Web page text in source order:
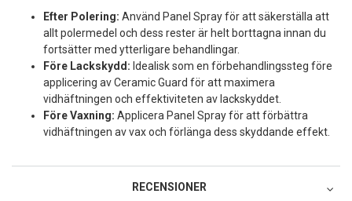
Efter Polering: Använd Panel Spray för att säkerställa att
allt polermedel och dess rester är helt borttagna innan du
fortsätter med ytterligare behandlingar.
Före Lackskydd: Idealisk som en förbehandlingssteg före
applicering av Ceramic Guard för att maximera
vidhäftningen och effektiviteten av lackskyddet.
Före Vaxning: Applicera Panel Spray för att förbättra
vidhäftningen av vax och förlänga dess skyddande effekt.
RECENSIONER